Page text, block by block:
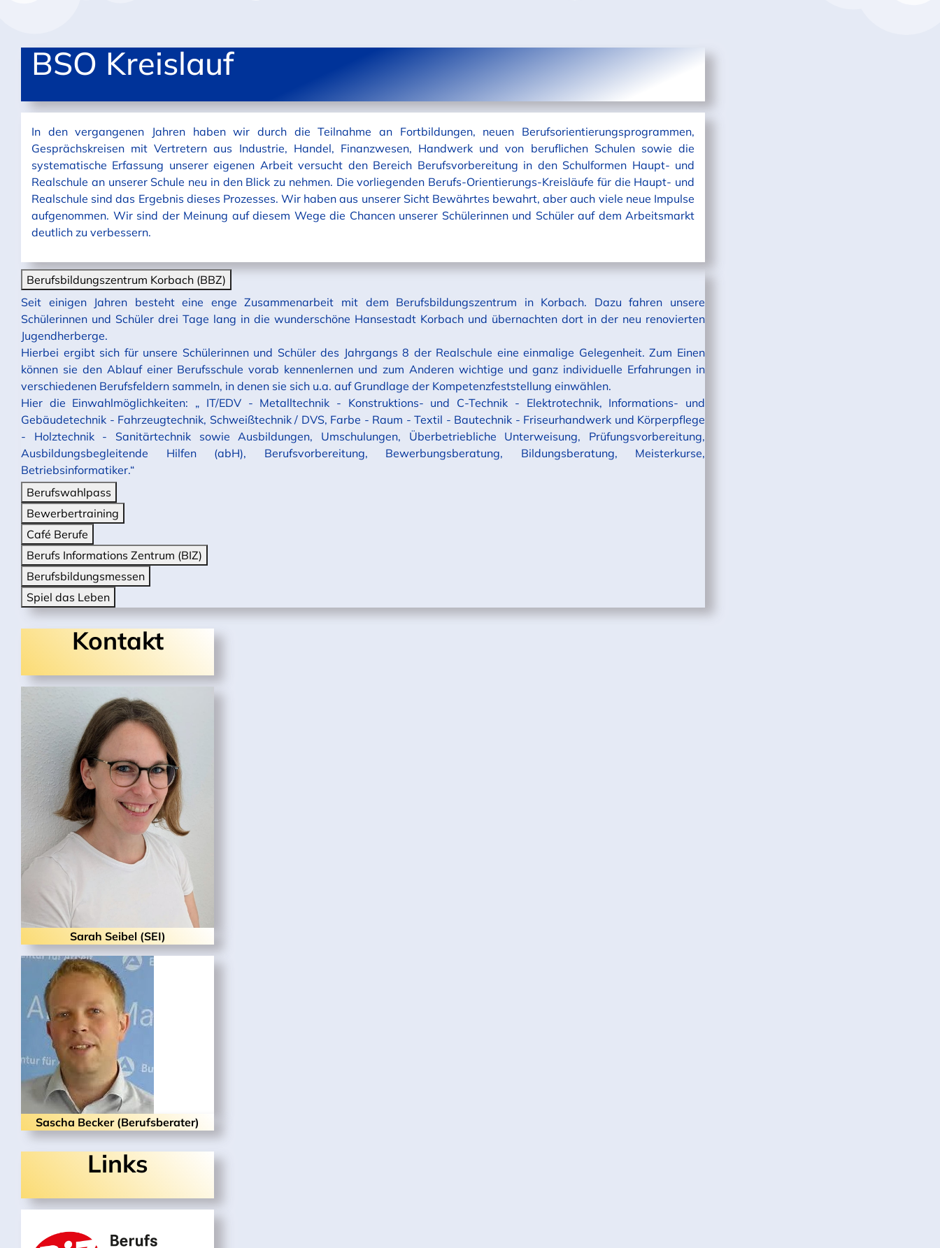
BSO Kreislauf
In den vergangenen Jahren haben wir durch die Teilnahme an Fortbildungen, neuen Berufsorientierungsprogrammen,
Gesprächskreisen mit Vertretern aus Industrie, Handel, Finanzwesen, Handwerk und von beruflichen Schulen sowie die
systematische Erfassung unserer eigenen Arbeit versucht den Bereich Berufsvorbereitung in den Schulformen Haupt- und
Realschule an unserer Schule neu in den Blick zu nehmen. Die vorliegenden Berufs-Orientierungs-Kreisläufe für die Haupt- und
Realschule sind das Ergebnis dieses Prozesses. Wir haben aus unserer Sicht Bewährtes bewahrt, aber auch viele neue Impulse
aufgenommen. Wir sind der Meinung auf diesem Wege die Chancen unserer Schülerinnen und Schüler auf dem Arbeitsmarkt
deutlich zu verbessern.
Berufsbildungszentrum Korbach (BBZ)
Seit einigen Jahren besteht eine enge Zusammenarbeit mit dem Berufsbildungszentrum in Korbach. Dazu fahren unsere
Schülerinnen und Schüler drei Tage lang in die wunderschöne Hansestadt Korbach und übernachten dort in der neu renovierten
Jugendherberge.
Hierbei ergibt sich für unsere Schülerinnen und Schüler des Jahrgangs 8 der Realschule eine einmalige Gelegenheit. Zum Einen
können sie den Ablauf einer Berufsschule vorab kennenlernen und zum Anderen wichtige und ganz individuelle Erfahrungen in
verschiedenen Berufsfeldern sammeln, in denen sie sich u.a. auf Grundlage der Kompetenzfeststellung einwählen.
Hier die Einwahlmöglichkeiten: „ IT/EDV - Metalltechnik - Konstruktions- und C-Technik - Elektrotechnik, Informations- und
Gebäudetechnik - Fahrzeugtechnik, Schweißtechnik / DVS, Farbe - Raum - Textil - Bautechnik - Friseurhandwerk und Körperpflege
- Holztechnik - Sanitärtechnik sowie Ausbildungen, Umschulungen, Überbetriebliche Unterweisung, Prüfungsvorbereitung,
Ausbildungsbegleitende Hilfen (abH), Berufsvorbereitung, Bewerbungsberatung, Bildungsberatung, Meisterkurse,
Betriebsinformatiker.“
Berufswahlpass
Bewerbertraining
Café Berufe
Berufs Informations Zentrum (BIZ)
Berufsbildungsmessen
Spiel das Leben
Kontakt
Sarah Seibel (SEI)
Sascha Becker (Berufsberater)
Links